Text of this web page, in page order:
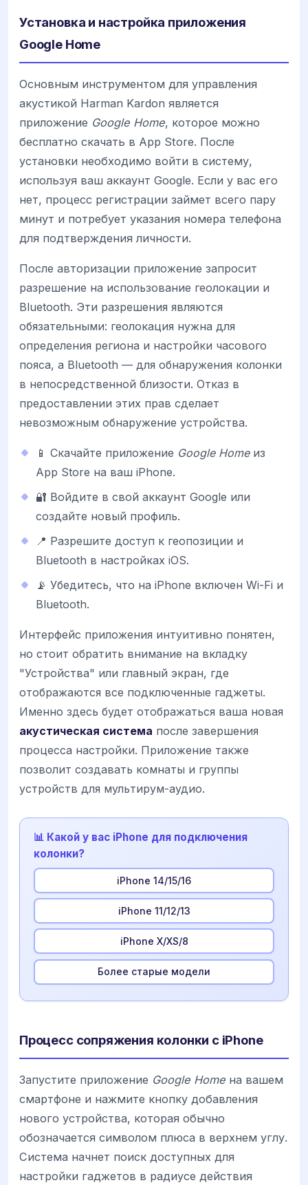
Установка и настройка приложения
Google Home
Основным инструментом для управления
акустикой Harman Kardon является
приложение Google Home, которое можно
бесплатно скачать в App Store. После
установки необходимо войти в систему,
используя ваш аккаунт Google. Если у вас его
нет, процесс регистрации займет всего пару
минут и потребует указания номера телефона
для подтверждения личности.
После авторизации приложение запросит
разрешение на использование геолокации и
Bluetooth. Эти разрешения являются
обязательными: геолокация нужна для
определения региона и настройки часового
пояса, а Bluetooth — для обнаружения колонки
в непосредственной близости. Отказ в
предоставлении этих прав сделает
невозможным обнаружение устройства.
📱 Скачайте приложение Google Homeиз
App Store на ваш iPhone.
🔐 Войдите в свой аккаунт Google или
создайте новый профиль.
📍 Разрешите доступ к геопозиции и
Bluetooth в настройках iOS.
📡 Убедитесь, что на iPhone включен Wi-Fi и
Bluetooth.
Интерфейс приложения интуитивно понятен,
но стоит обратить внимание на вкладку
"Устройства" или главный экран, где
отображаются все подключенные гаджеты.
Именно здесь будет отображаться ваша новая
акустическая система после завершения
процесса настройки. Приложение также
позволит создавать комнаты и группы
устройств для мультирум-аудио.
📊 Какой у вас iPhone для подключения
колонки?
iPhone 14/15/16
iPhone 11/12/13
iPhone X/XS/8
Более старые модели
Процесс сопряжения колонки с iPhone
Запустите приложение Google Home на вашем
смартфоне и нажмите кнопку добавления
нового устройства, которая обычно
обозначается символом плюса в верхнем углу.
Система начнет поиск доступных для
настройки гаджетов в радиусе действия